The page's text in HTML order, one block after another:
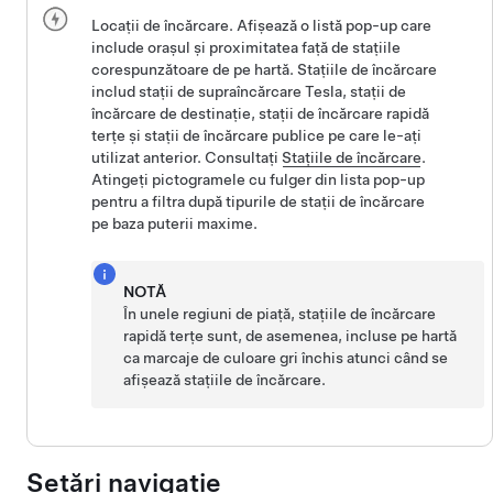
Locații de încărcare. Afișează o listă pop-up care
include orașul și proximitatea față de stațiile
corespunzătoare de pe hartă. Stațiile de încărcare
includ stații de supraîncărcare Tesla, stații de
încărcare de destinație, stații de încărcare rapidă
terțe și stații de încărcare publice pe care le-ați
utilizat anterior. ConsultațiStațiile de încărcare.
Atingeți pictogramele cu fulger din lista pop-up
pentru a filtra după tipurile de stații de încărcare
pe baza puterii maxime.
NOTĂ
În unele regiuni de piață, stațiile de încărcare
rapidă terțe sunt, de asemenea, incluse pe hartă
ca marcaje de culoare gri închis atunci când se
afișează stațiile de încărcare.
Setări navigație